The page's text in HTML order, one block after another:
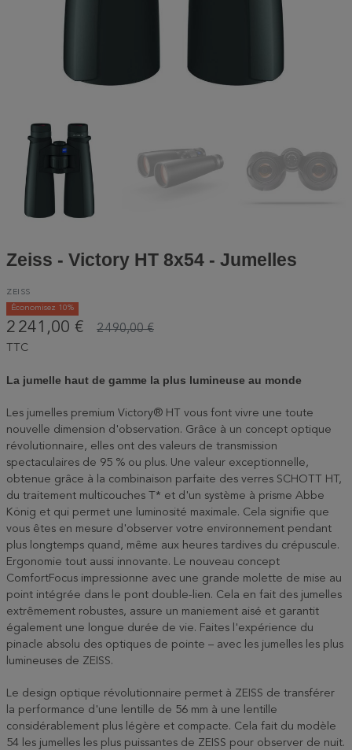
Zeiss - Victory HT 8x54 - Jumelles
ZEISS
Économisez 10%
2 241,00 € 2 490,00 €
TTC
La jumelle haut de gamme la plus lumineuse au monde
Les jumelles premium Victory® HT vous font vivre une toute
nouvelle dimension d'observation. Grâce à un concept optique
révolutionnaire, elles ont des valeurs de transmission
spectaculaires de 95 % ou plus. Une valeur exceptionnelle,
obtenue grâce à la combinaison parfaite des verres SCHOTT HT,
du traitement multicouches T* et d'un système à prisme Abbe
König et qui permet une luminosité maximale. Cela signifie que
vous êtes en mesure d'observer votre environnement pendant
plus longtemps quand, même aux heures tardives du crépuscule.
Ergonomie tout aussi innovante. Le nouveau concept
ComfortFocus impressionne avec une grande molette de mise au
point intégrée dans le pont double-lien. Cela en fait des jumelles
extrêmement robustes, assure un maniement aisé et garantit
également une longue durée de vie. Faites l'expérience du
pinacle absolu des optiques de pointe – avec les jumelles les plus
lumineuses de ZEISS.
Le design optique révolutionnaire permet à ZEISS de transférer
la performance d'une lentille de 56 mm à une lentille
considérablement plus légère et compacte. Cela fait du modèle
54 les jumelles les plus puissantes de ZEISS pour observer de nuit.